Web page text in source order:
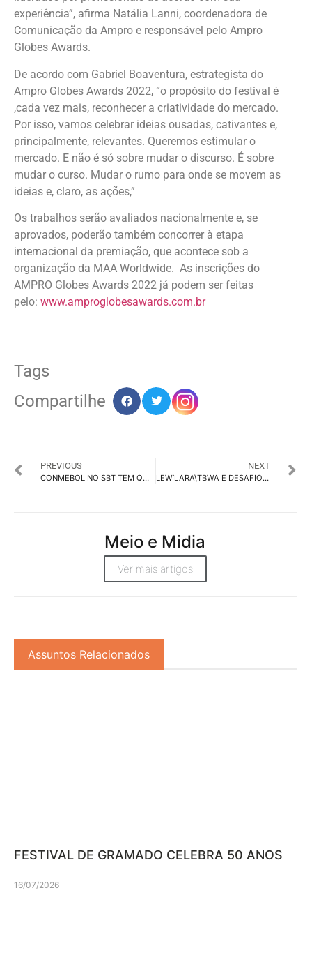
experiência”, afirma Natália Lanni, coordenadora de
Comunicação da Ampro e responsável pelo Ampro
Globes Awards.
De acordo com Gabriel Boaventura, estrategista do
Ampro Globes Awards 2022, “o propósito do festival é
,cada vez mais, reconhecer a criatividade do mercado.
Por isso, vamos celebrar ideias ousadas, cativantes e,
principalmente, relevantes. Queremos estimular o
mercado. E não é só sobre mudar o discurso. É sobre
mudar o curso. Mudar o rumo para onde se movem as
ideias e, claro, as ações,”
Os trabalhos serão avaliados nacionalmente e, se
aprovados, poderão também concorrer à etapa
internacional da premiação, que acontece sob a
organização da MAA Worldwide. As inscrições do
AMPRO Globes Awards 2022 já podem ser feitas
pelo: www.amproglobesawards.com.br
Tags
Compartilhe
PREVIOUS
CONMEBOL NO SBT TEM QUATRO PATROCÍNIOS
NEXT
LEW’LARA\TBWA E DESAFIOS EM CAMPANHA DA RICHESTER
Meio e Midia
Ver mais artigos
Assuntos Relacionados
FESTIVAL DE GRAMADO CELEBRA 50 ANOS
16/07/2026